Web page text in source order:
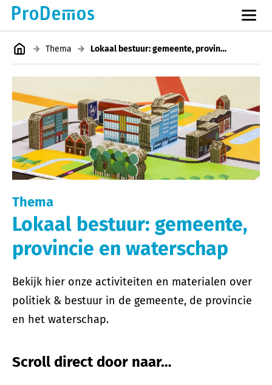
Thema Lokaal bestuur: gemeente, provincie en waterschap
Thema
Lokaal bestuur: gemeente,
provincie en waterschap
Bekijk hier onze activiteiten en materialen over
politiek & bestuur in de gemeente, de provincie
en het waterschap.
Scroll direct door naar…